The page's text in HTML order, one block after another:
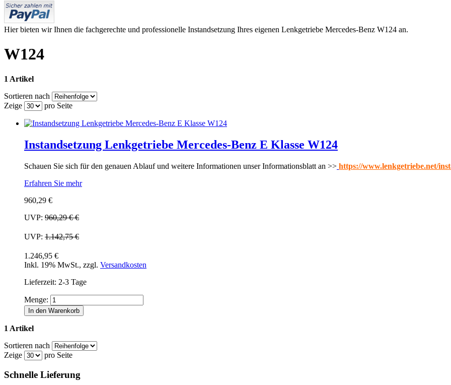
Hier bieten wir Ihnen die fachgerechte und professionelle Instandsetzung Ihres eigenen Lenkgetriebe Mercedes-Benz W124 an.
W124
1 Artikel
Sortieren nach
Zeige
pro Seite
Instandsetzung Lenkgetriebe Mercedes-Benz E Klasse W124
Schauen Sie sich für den genauen Ablauf und weitere Informationen unser Informationsblatt an >> https://www.lenkgetriebe.net/
Erfahren Sie mehr
960,29 €
UVP: 960,29 €€
UVP: 1.142,75 €
1.246,95 €
Inkl. 19% MwSt., zzgl. Versandkosten
Lieferzeit: 2-3 Tage
Menge:
In den Warenkorb
1 Artikel
Sortieren nach
Zeige
pro Seite
Schnelle Lieferung